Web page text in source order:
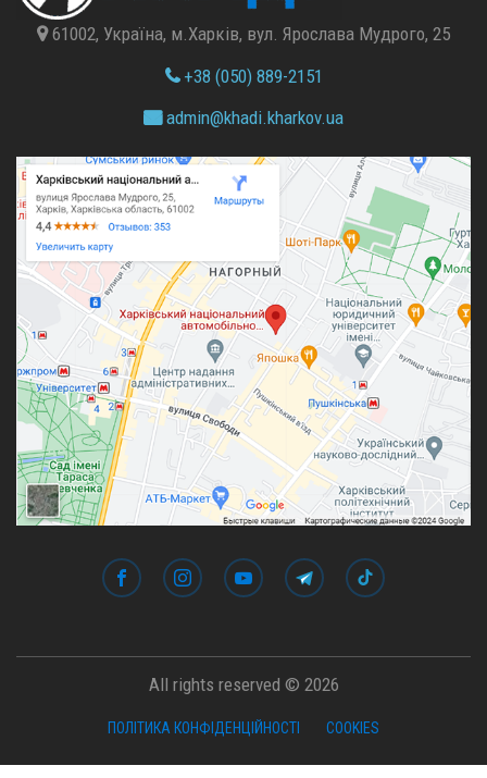
61002, Україна, м.Харків, вул. Ярослава Мудрого, 25
+38 (050) 889-2151
admin@khadi.kharkov.ua
All rights reserved © 2026
ПОЛІТИКА КОНФІДЕНЦІЙНОСТІ COOKIES